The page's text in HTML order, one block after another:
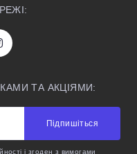
ТА АКЦІЯМИ:
Підпишіться
і згоден з вимогами